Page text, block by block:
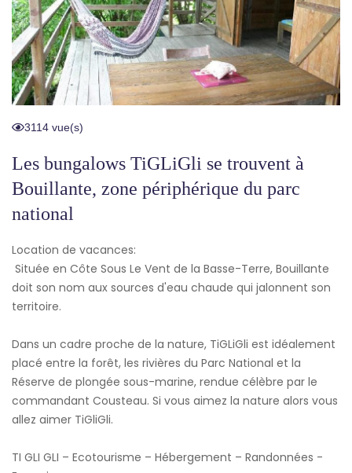
3114 vue(s)
Les bungalows TiGLiGli se trouvent à
Bouillante, zone périphérique du parc
national
Location de vacances:
Située en Côte Sous Le Vent de la Basse-Terre, Bouillante
doit son nom aux sources d'eau chaude qui jalonnent son
territoire.
Dans un cadre proche de la nature, TiGLiGli est idéalement
placé entre la forêt, les rivières du Parc National et la
Réserve de plongée sous-marine, rendue célèbre par le
commandant Cousteau. Si vous aimez la nature alors vous
allez aimer TiGliGli.
TI GLI GLI – Ecotourisme – Hébergement – Randonnées -